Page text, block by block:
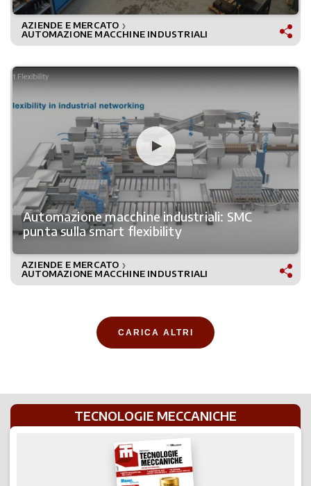
AZIENDE E MERCATO ❯
AUTOMAZIONE MACCHINE INDUSTRIALI
Automazione macchine industriali: SMC
punta sulla smart flexibility
AZIENDE E MERCATO ❯
AUTOMAZIONE MACCHINE INDUSTRIALI
CARICA ALTRI
TECNOLOGIE MECCANICHE